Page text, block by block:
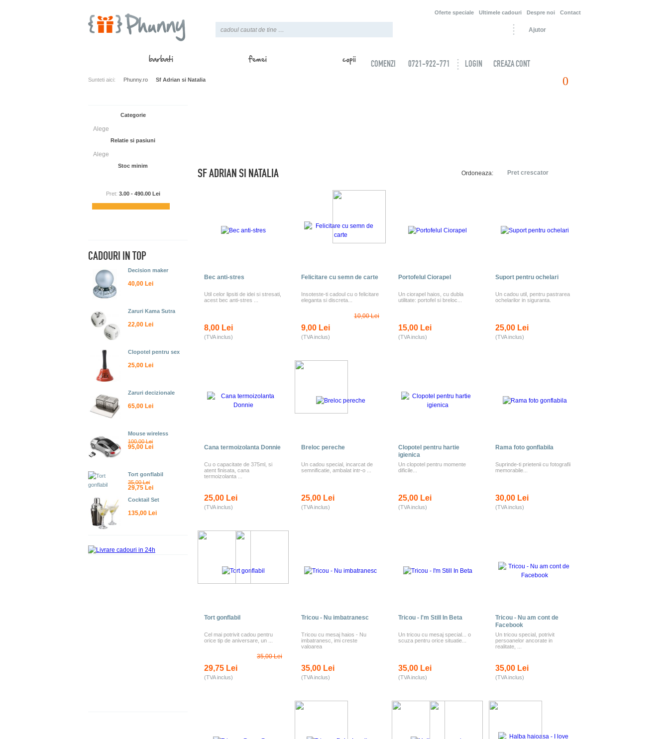
Oferte speciale Ultimele cadouri Despre noi Contact
Ajutor
0
barbati femei copii COMENZI 0721-922-771 LOGIN CREAZA CONT
Sunteti aici: Phunny.ro Sf Adrian si Natalia
Categorie
Alege
Relatie si pasiuni
Alege
Stoc minim
Pret: 3.00 - 490.00 Lei
CADOURI IN TOP
Decision maker
40,00 Lei
Zaruri Kama Sutra
22,00 Lei
Clopotel pentru sex
25,00 Lei
Zaruri decizionale
65,00 Lei
Mouse wireless
100,00 Lei
95,00 Lei
Tort gonflabil
35,00 Lei
29,75 Lei
Cocktail Set
135,00 Lei
SF ADRIAN SI NATALIA Ordoneaza: Pret crescator
Bec anti-stres
Util celor lipsiti de idei si stresati,
acest bec anti-stres ...
8,00 Lei
(TVA inclus)
Felicitare cu semn de carte
Insoteste-ti cadoul cu o felicitare
eleganta si discreta...
10,00 Lei
9,00 Lei
(TVA inclus)
Portofelul Ciorapel
Un ciorapel haios, cu dubla
utilitate: portofel si breloc...
15,00 Lei
(TVA inclus)
Suport pentru ochelari
Un cadou util, pentru pastrarea
ochelarilor in siguranta.
25,00 Lei
(TVA inclus)
Cana termoizolanta Donnie
Cu o capacitate de 375ml, si
atent finisata, cana
termoizolanta ...
25,00 Lei
(TVA inclus)
Breloc pereche
Un cadou special, incarcat de
semnificatie, ambalat intr-o ...
25,00 Lei
(TVA inclus)
Clopotel pentru hartie
igienica
Un clopotel pentru momente
dificile...
25,00 Lei
(TVA inclus)
Rama foto gonflabila
Suprinde-ti prietenii cu fotografii
memorabile...
30,00 Lei
(TVA inclus)
Tort gonflabil
Cel mai potrivit cadou pentru
orice tip de aniversare, un ...
35,00 Lei
29,75 Lei
(TVA inclus)
Tricou - Nu imbatranesc
Tricou cu mesaj haios - Nu
imbatranesc, imi creste
valoarea
35,00 Lei
(TVA inclus)
Tricou - I'm Still In Beta
Un tricou cu mesaj special... o
scuza pentru orice situatie...
35,00 Lei
(TVA inclus)
Tricou - Nu am cont de
Facebook
Un tricou special, potrivit
persoanelor ancorate in
realitate, ...
35,00 Lei
(TVA inclus)